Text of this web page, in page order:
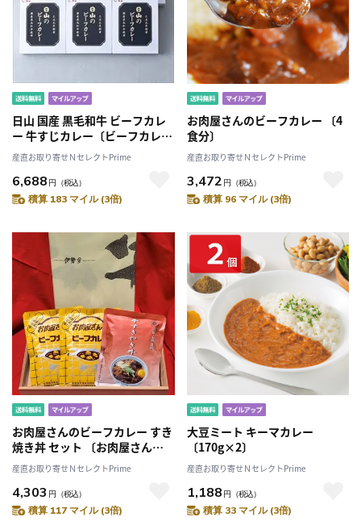
日山 国産 黒毛和牛 ビーフカレ
ー 牛すじカレー〔ビーフカレー
200g×3箱、牛すじカレー
200g×3箱〕
産直お取り寄せＮセレクトPrime
6,688 円 （税込）
積算 183 マイル (3倍)
お肉屋さんのビーフカレー 〔4
食分〕
産直お取り寄せＮセレクトPrime
3,472 円 （税込）
積算 96 マイル (3倍)
お肉屋さんのビーフカレー すき
焼き丼 セット 〔お肉屋さんの
ビーフカレー×2、すき焼き丼
×3〕
産直お取り寄せＮセレクトPrime
4,303 円 （税込）
積算 117 マイル (3倍)
大豆ミート キーマカレー
〔170g×2〕
産直お取り寄せＮセレクトPrime
1,188 円 （税込）
積算 33 マイル (3倍)